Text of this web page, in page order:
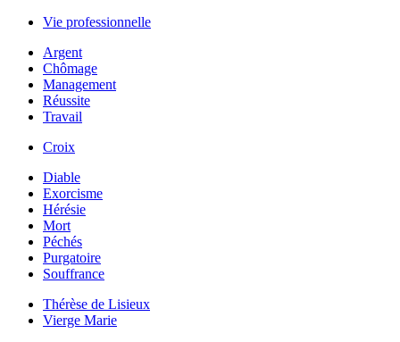
Vie professionnelle
Argent
Chômage
Management
Réussite
Travail
Croix
Diable
Exorcisme
Hérésie
Mort
Péchés
Purgatoire
Souffrance
Thérèse de Lisieux
Vierge Marie